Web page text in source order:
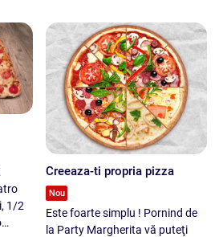
1/2
Creeaza-ti propria pizza
Nou
Este foarte simplu ! Pornind de
la Party Margherita vă puteţi